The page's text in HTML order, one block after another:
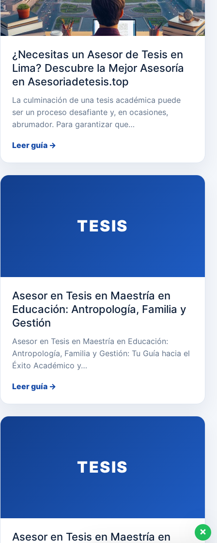
¿Necesitas un Asesor de Tesis en
Lima? Descubre la Mejor Asesoría
en Asesoriadetesis.top
La culminación de una tesis académica puede
ser un proceso desafiante y, en ocasiones,
abrumador. Para garantizar que…
Leer guía →
TESIS
Asesor en Tesis en Maestría en
Educación: Antropología, Familia y
Gestión
Asesor en Tesis en Maestría en Educación:
Antropología, Familia y Gestión: Tu Guía hacia el
Éxito Académico y…
Leer guía →
TESIS
Asesor en Tesis en Maestría en